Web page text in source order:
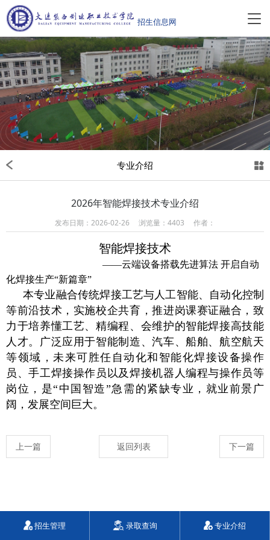
专业介绍
2026年智能焊接技术专业介绍
发布日期：2026-02-26 浏览量：4403 作者：
智能焊接技术
——云端设备搭载先进算法 开启自动
化焊接生产“新篇章”
本专业融合传统焊接工艺与人工智能、自动化控制
等前沿技术，实施校企共育，推进岗课赛证融合，致
力于培养懂工艺、精编程、会维护的智能焊接高技能
人才。广泛应用于智能制造、汽车、船舶、航空航天
等领域，未来可胜任自动化和智能化焊接设备操作
员、手工焊接操作员以及焊接机器人编程与操作员等
岗位，是“中国智造”急需的紧缺专业，就业前景广
阔，发展空间巨大。
上一篇 返回列表 下一篇
招生管理 录取查询 专业介绍